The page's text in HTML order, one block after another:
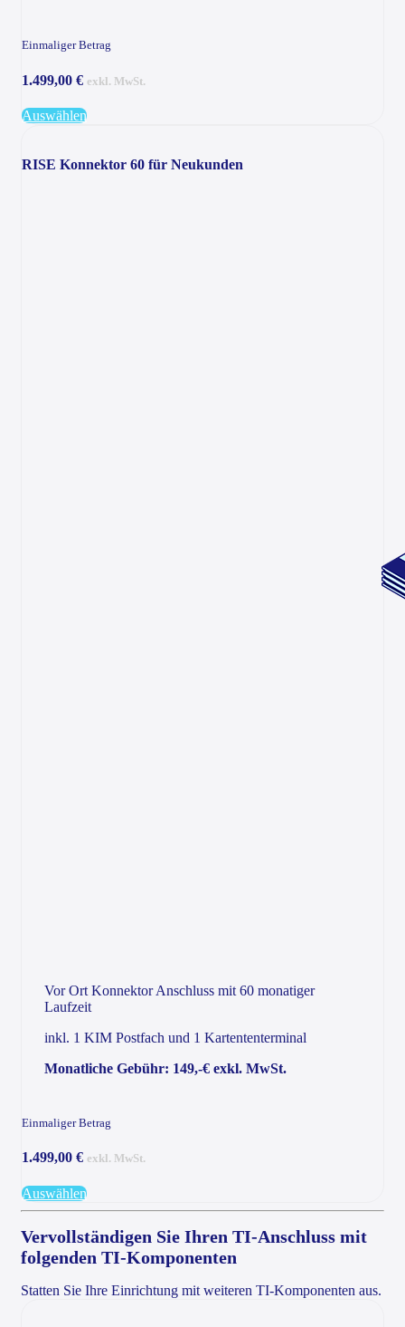
Einmaliger Betrag
1.499,00 € exkl. MwSt.
Auswählen
RISE Konnektor 60 für Neukunden
Vor Ort Konnektor Anschluss mit 60 monatiger
Laufzeit
inkl. 1 KIM Postfach und 1 Kartententerminal
Monatliche Gebühr: 149,-€ exkl. MwSt.
Einmaliger Betrag
1.499,00 € exkl. MwSt.
Auswählen
Vervollständigen Sie Ihren TI-Anschluss mit
folgenden TI-Komponenten
Statten Sie Ihre Einrichtung mit weiteren TI-Komponenten aus.